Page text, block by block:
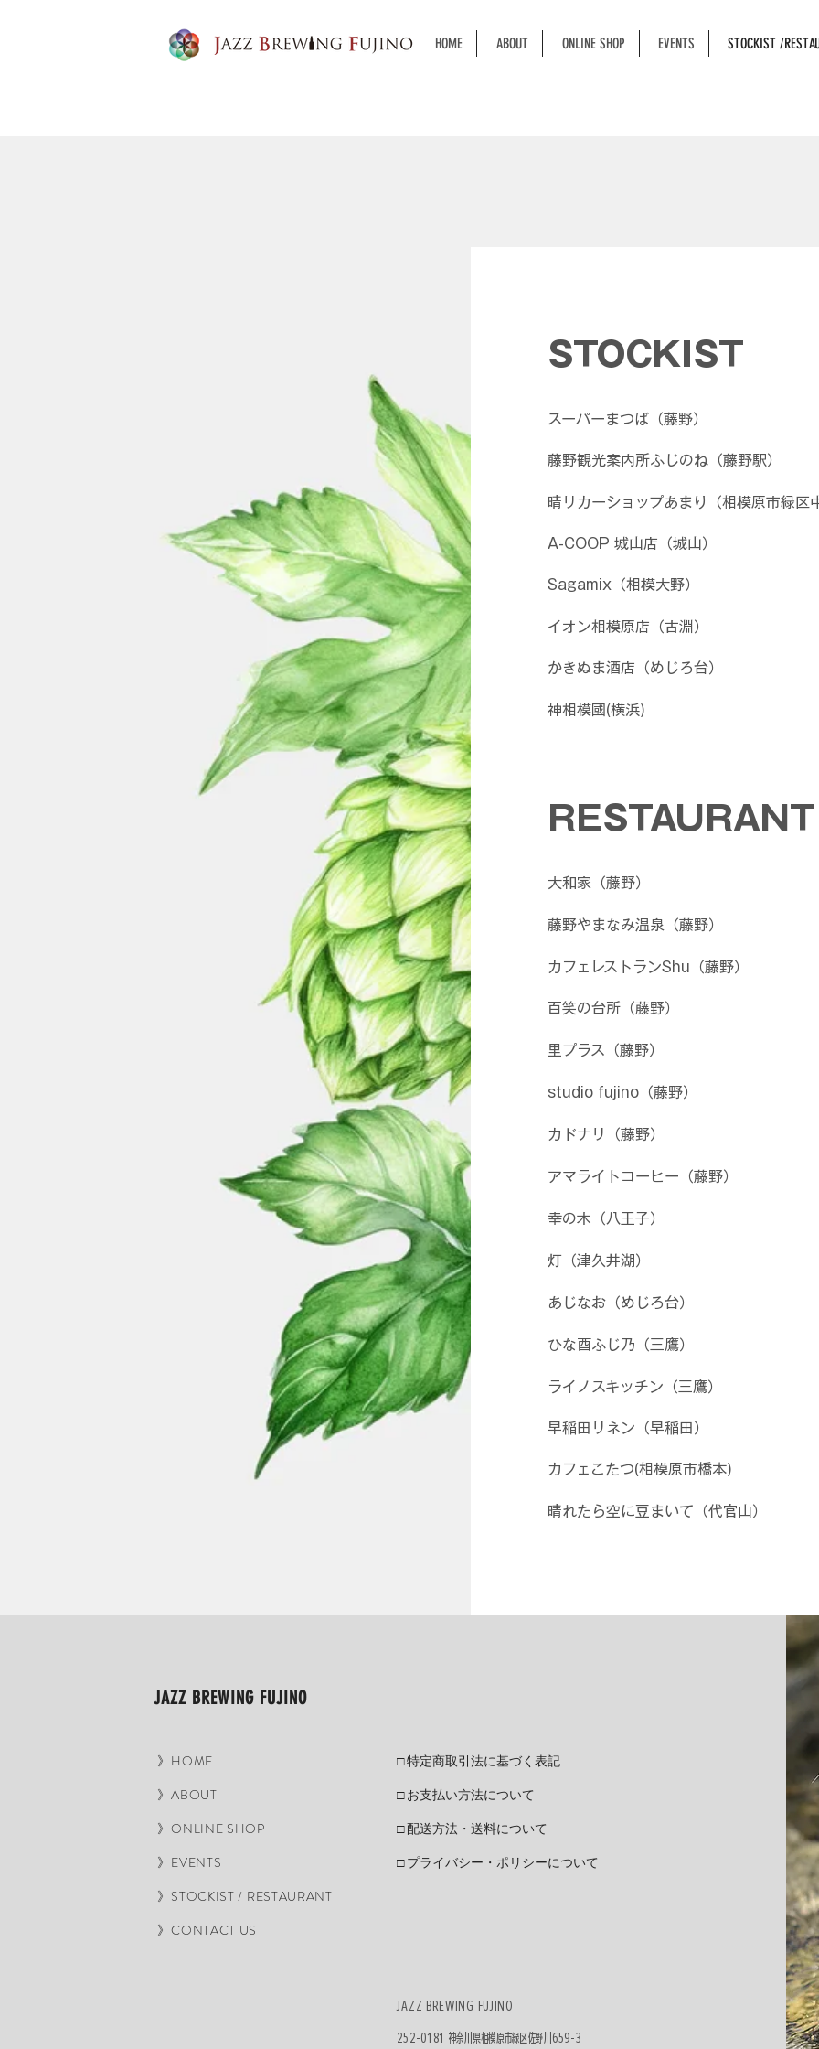
HOME ABOUT ONLINE SHOP EVENTS STOCKIST /
STOCKIST
​スーパーまつば（藤野）
藤野観光案内所ふじのね（藤野駅）
晴リカーショップあまり（相模原市緑区
A-COOP 城山店（城山）
Sagamix（相模大野）
イオン相模原店（古淵）
​かきぬま酒店（めじろ台）
​神相模國(横浜)
RESTAURANT
大和家（藤野）
藤野やまなみ温泉（藤野）
カフェレストランShu（藤野）
百笑の台所（藤野）
里プラス（藤野）
studio fujino（藤野）
カドナリ（藤野）
アマライトコーヒー（藤野）
幸の木（八王子）
灯（津久井湖）
あじなお（めじろ台）
ひな酉ふじ乃（三鷹）
ライノスキッチン（三鷹）
早稲田リネン（早稲田）
カフェこたつ(相模原市橋本)
晴れたら空に豆まいて（代官山）
JAZZ BREWING FUJINO
》HOME
》ABOUT
》ONLINE SHOP
》EVENTS
》STOCKIST / RESTAURANT
》CONTACT US​
□特定商取引法に基づく表記
□お支払い方法について
□配送方法・送料について
□プライバシー・ポリシーについて
JAZZ BREWING FUJINO
252-0181​ 神奈川県相模原市緑区佐野川659-3